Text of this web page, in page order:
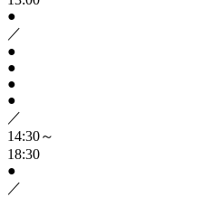
●
／
●
●
●
●
／
14:30～
18:30
●
／